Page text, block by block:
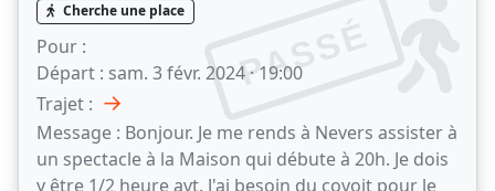
PASSÉ
Cherche une place
Pour :
Départ : sam. 3 févr. 2024 · 19:00
Trajet : →
Message : Bonjour. Je me rends à Nevers assister à
un spectacle à la Maison qui débute à 20h. Je dois
y être 1/2 heure avt. J'ai besoin du covoit pour le